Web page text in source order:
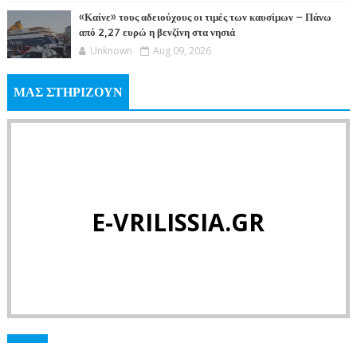
«Καίνε» τους αδειούχους οι τιμές των καυσίμων – Πάνω
από 2,27 ευρώ η βενζίνη στα νησιά
Unknown Aug 09, 2026
ΜΑΣ ΣΤΗΡΙΖΟΥΝ
E-VRILISSIA.GR